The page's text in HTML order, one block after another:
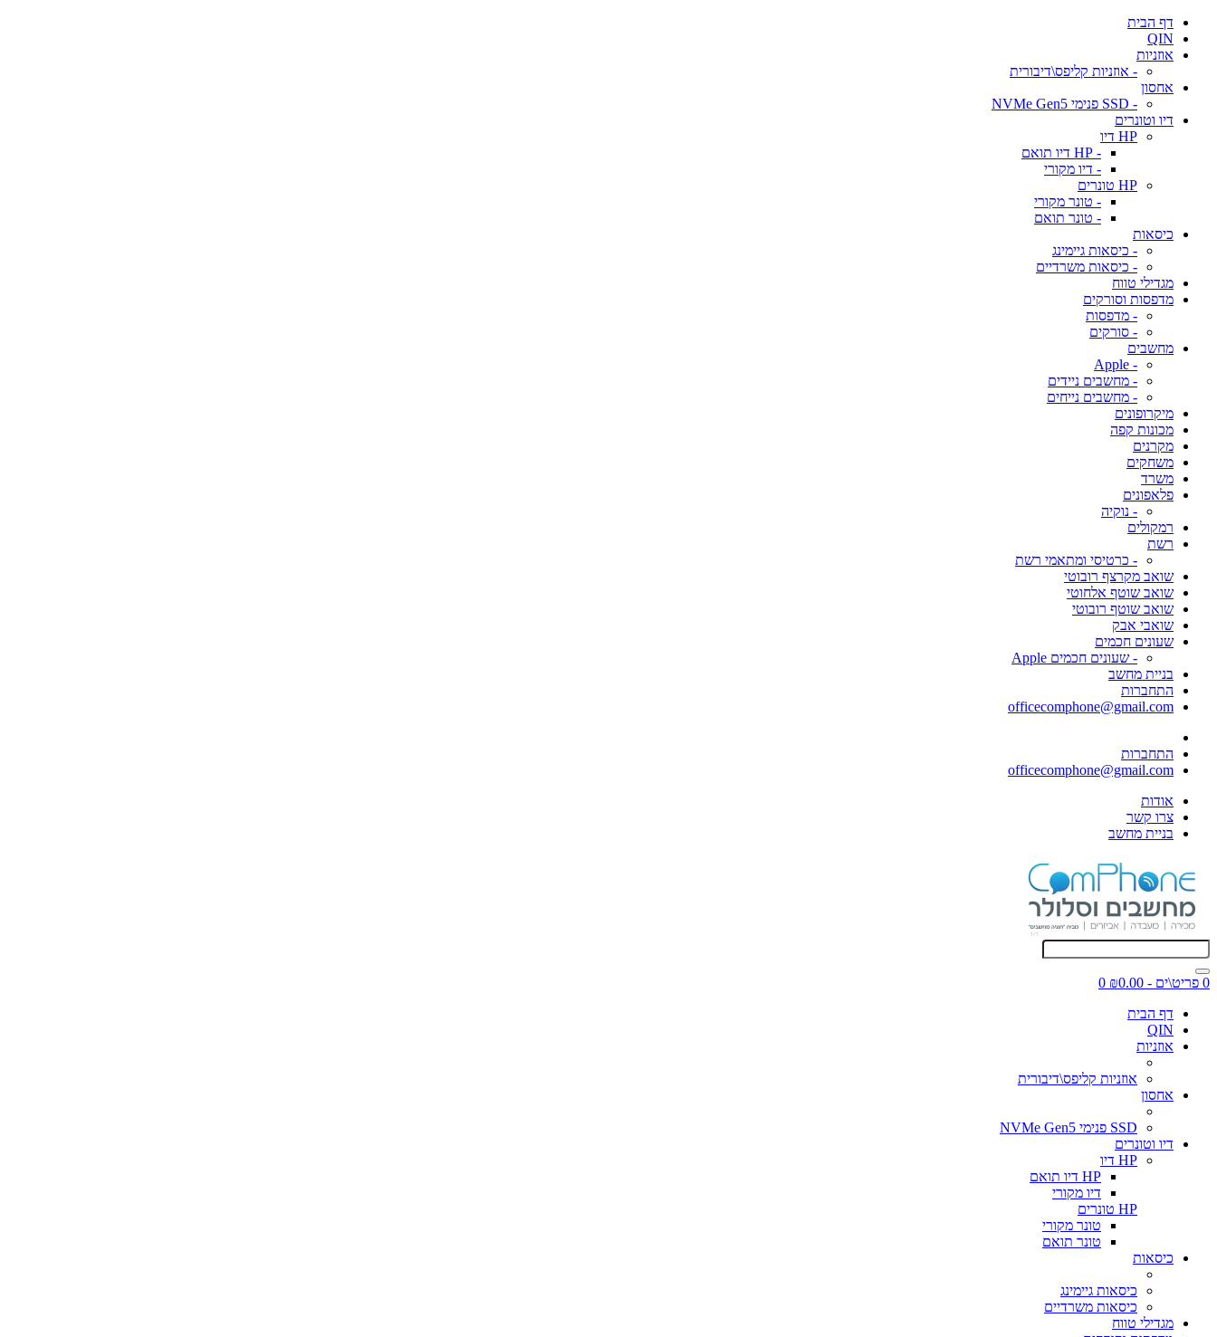
דף הבית
QIN
אוזניות
- אוזניות קליפס\דיבורית
אחסון
- SSD פנימי NVMe Gen5
דיו וטונרים
HP דיו
- HP דיו תואם
- דיו מקורי
HP טונרים
- טונר מקורי
- טונר תואם
כיסאות
- כיסאות גיימינג
- כיסאות משרדיים
מגדילי טווח
מדפסות וסורקים
- מדפסות
- סורקים
מחשבים
- Apple
- מחשבים ניידים
- מחשבים נייחים
מיקרופונים
מכונות קפה
מקרנים
משחקים
משרד
פלאפונים
- נוקיה
רמקולים
רשת
- כרטיסי ומתאמי רשת
שואב מקרצף רובוטי
שואב שוטף אלחוטי
שואב שוטף רובוטי
שואבי אבק
שעונים חכמים
- שעונים חכמים Apple
בניית מחשב
התחברות
officecomphone@gmail.com
התחברות
officecomphone@gmail.com
אודות
צרו קשר
בניית מחשב
0 פריט\ים - ₪0.00
0
דף הבית
QIN
אוזניות
אוזניות קליפס\דיבורית
אחסון
SSD פנימי NVMe Gen5
דיו וטונרים
HP דיו
HP דיו תואם
דיו מקורי
HP טונרים
טונר מקורי
טונר תואם
כיסאות
כיסאות גיימינג
כיסאות משרדיים
מגדילי טווח